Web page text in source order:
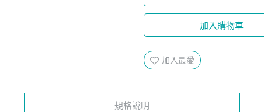
加入購物車
加入最愛
規格說明